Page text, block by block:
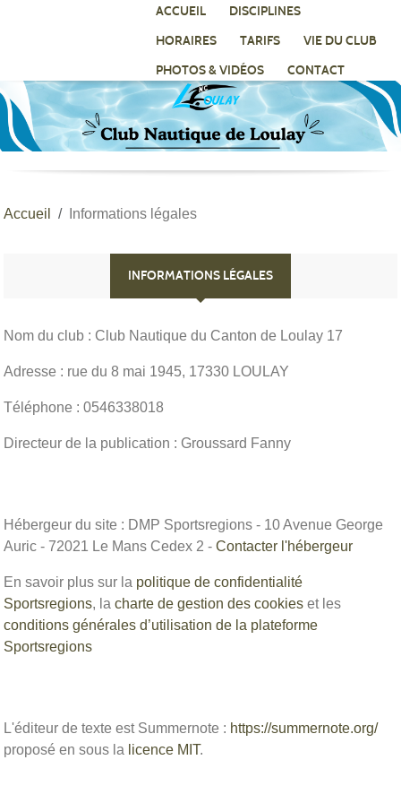
ACCUEIL
DISCIPLINES
HORAIRES
TARIFS
VIE DU CLUB
PHOTOS & VIDÉOS
CONTACT
Accueil Informations légales
INFORMATIONS LÉGALES
Nom du club : Club Nautique du Canton de Loulay 17
Adresse : rue du 8 mai 1945, 17330 LOULAY
Téléphone : 0546338018
Directeur de la publication : Groussard Fanny
Hébergeur du site : DMP Sportsregions - 10 Avenue George
Auric - 72021 Le Mans Cedex 2 - Contacter l'hébergeur
En savoir plus sur la politique de confidentialité
Sportsregions, la charte de gestion des cookies et les
conditions générales d’utilisation de la plateforme
Sportsregions
L'éditeur de texte est Summernote : https://summernote.org/
proposé en sous la licence MIT.
Panneau de gestion des cookies